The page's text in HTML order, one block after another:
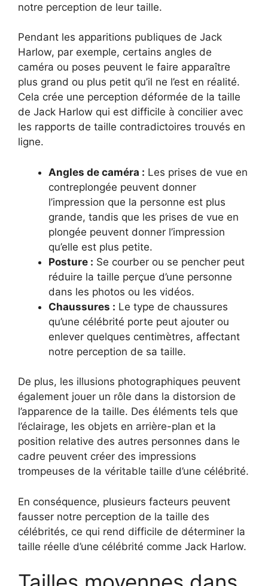
notre perception de leur taille.
Pendant les apparitions publiques de Jack
Harlow, par exemple, certains angles de
caméra ou poses peuvent le faire apparaître
plus grand ou plus petit qu’il ne l’est en réalité.
Cela crée une perception déformée de la taille
de Jack Harlow qui est difficile à concilier avec
les rapports de taille contradictoires trouvés en
ligne.
Angles de caméra : Les prises de vue en
contreplongée peuvent donner
l’impression que la personne est plus
grande, tandis que les prises de vue en
plongée peuvent donner l’impression
qu’elle est plus petite.
Posture : Se courber ou se pencher peut
réduire la taille perçue d’une personne
dans les photos ou les vidéos.
Chaussures : Le type de chaussures
qu’une célébrité porte peut ajouter ou
enlever quelques centimètres, affectant
notre perception de sa taille.
De plus, les illusions photographiques peuvent
également jouer un rôle dans la distorsion de
l’apparence de la taille. Des éléments tels que
l’éclairage, les objets en arrière-plan et la
position relative des autres personnes dans le
cadre peuvent créer des impressions
trompeuses de la véritable taille d’une célébrité.
En conséquence, plusieurs facteurs peuvent
fausser notre perception de la taille des
célébrités, ce qui rend difficile de déterminer la
taille réelle d’une célébrité comme Jack Harlow.